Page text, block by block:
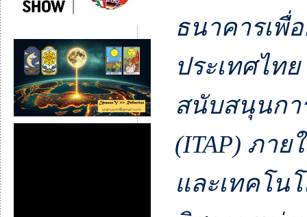
ธนาคารเพื่
ประเทศไท
สนับสนุนกา
(ITAP) ภา
และเทคโน